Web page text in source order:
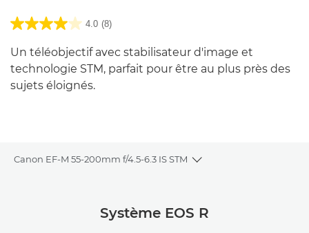
4.0 (8)
Un téléobjectif avec stabilisateur d'image et
technologie STM, parfait pour être au plus près des
sujets éloignés.
Canon EF-M 55-200mm f/4.5-6.3 IS STM
Toggle breadcrumbs
Système EOS R